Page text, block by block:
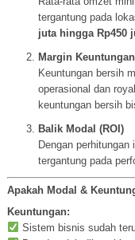
tergantung pada
juta hingga Rp450
Margin Keuntungan
Keuntungan bersih
operasional dan
keuntungan bersih
Balik Modal (ROI)
Dengan
tergantung pada
Apakah Modal &
Keuntungan:
Sistem bisnis sudah